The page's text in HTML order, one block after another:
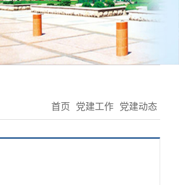
首页 党建工作 党建动态